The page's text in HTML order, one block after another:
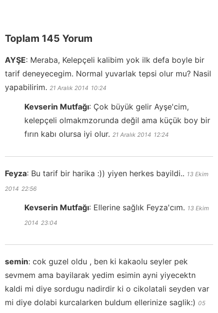
Toplam 145 Yorum
AYŞE: Meraba, Kelepçeli kalibim yok ilk defa boyle bir
tarif deneyecegim. Normal yuvarlak tepsi olur mu? Nasil
yapabilirim. 21 Aralık 2014 10:24
Kevserin Mutfağı: Çok büyük gelir Ayşe'cim,
kelepçeli olmakmzorunda değil ama küçük boy bir
fırın kabı olursa iyi olur. 21 Aralık 2014 12:24
Feyza: Bu tarif bir harika :)) yiyen herkes bayildi.. 13 Ekim
2014 22:56
Kevserin Mutfağı: Ellerine sağlık Feyza'cım. 13 Ekim
2014 23:04
semin: cok guzel oldu , ben ki kakaolu seyler pek
sevmem ama bayilarak yedim esimin ayni yiyecektn
kaldi mi diye sordugu nadirdir ki o cikolatali seyden var
mi diye dolabi kurcalarken buldum ellerinize saglik:) 05